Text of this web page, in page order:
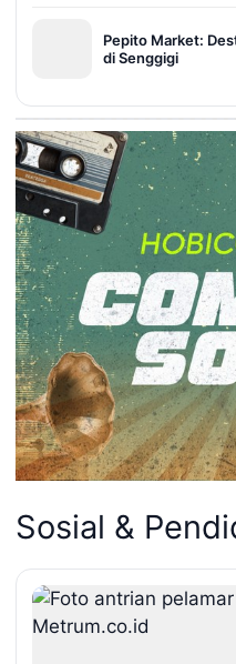
Pepito Market:
di Senggigi
Sosial &